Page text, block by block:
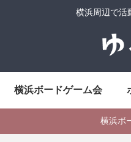
横浜周辺で活
横浜ボードゲーム会
横浜ボ